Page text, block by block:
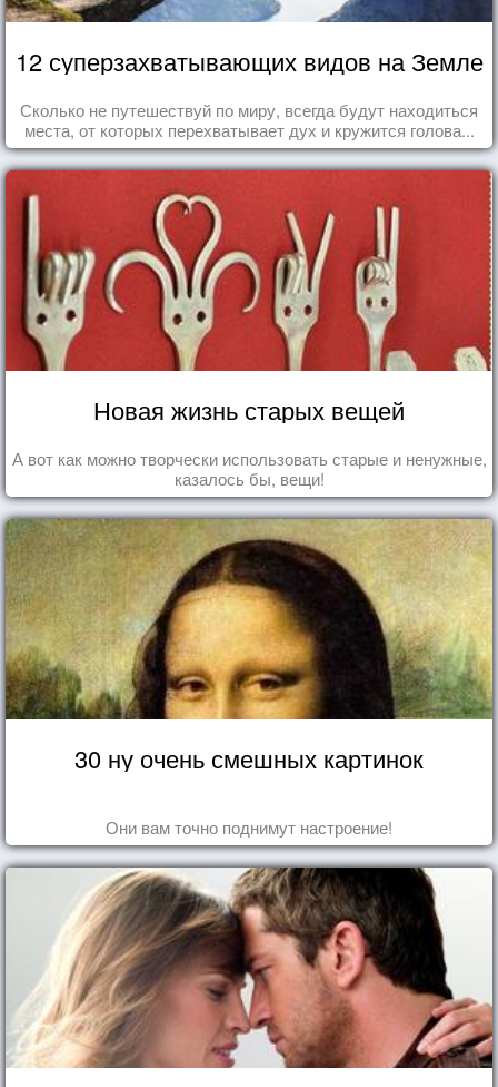
12 суперзахватывающих видов на Земле
Сколько не путешествуй по миру, всегда будут находиться
места, от которых перехватывает дух и кружится голова...
Новая жизнь старых вещей
А вот как можно творчески использовать старые и ненужные,
казалось бы, вещи!
30 ну очень смешных картинок
Они вам точно поднимут настроение!